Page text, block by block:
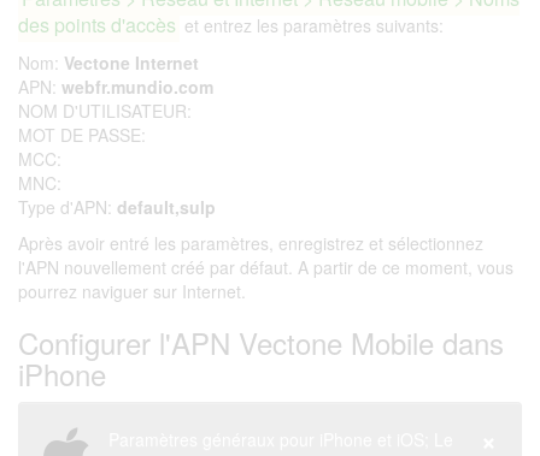
des points d'accès et entrez les paramètres suivants:
Nom: Vectone Internet
APN: webfr.mundio.com
NOM D'UTILISATEUR:
MOT DE PASSE:
MCC:
MNC:
Type d'APN: default,sulp
Après avoir entré les paramètres, enregistrez et sélectionnez
l'APN nouvellement créé par défaut. A partir de ce moment, vous
pourrez naviguer sur Internet.
Configurer l'APN Vectone Mobile dans
iPhone